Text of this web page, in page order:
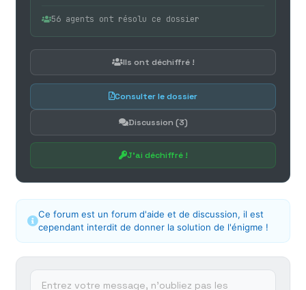
56 agents ont résolu ce dossier
Ils ont déchiffré !
Consulter le dossier
Discussion (3)
J'ai déchiffré !
Ce forum est un forum d'aide et de discussion, il est
cependant interdit de donner la solution de l'énigme !